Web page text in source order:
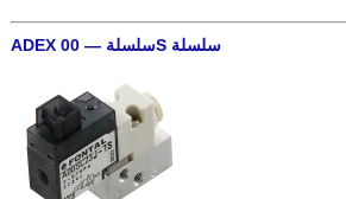
ADEX سلسلة — 00S سلسلة